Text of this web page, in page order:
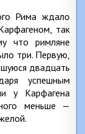
Рима ждало
так
что римляне
три. Первую,
двадцать
успешным
у Карфагена
меньше —